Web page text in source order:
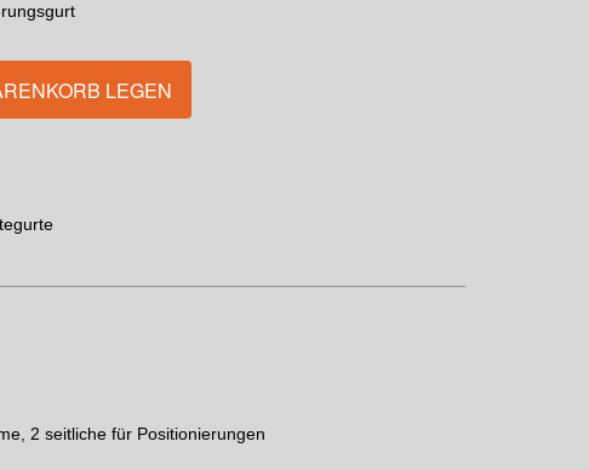
LEGEN
2 seitliche für Positionierungen